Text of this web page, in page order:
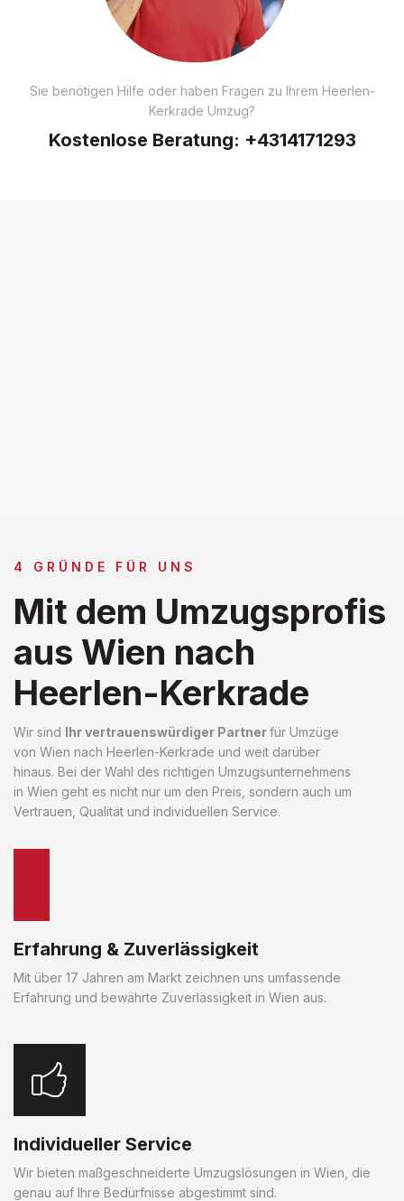
Sie benötigen Hilfe oder haben Fragen zu Ihrem Heerlen-
Kerkrade Umzug?
Kostenlose Beratung: +4314171293
4 GRÜNDE FÜR UNS
Mit dem Umzugsprofis
aus Wien nach
Heerlen-Kerkrade
Wir sind Ihr vertrauenswürdiger Partnerfür Umzüge
von Wien nach Heerlen-Kerkrade und weit darüber
hinaus. Bei der Wahl des richtigen Umzugsunternehmens
in Wien geht es nicht nur um den Preis, sondern auch um
Vertrauen, Qualität und individuellen Service.
Erfahrung & Zuverlässigkeit
Mit über 17 Jahren am Markt zeichnen uns umfassende
Erfahrung und bewährte Zuverlässigkeit in Wien aus.
Individueller Service
Wir bieten maßgeschneiderte Umzugslösungen in Wien, die
genau auf Ihre Bedürfnisse abgestimmt sind.